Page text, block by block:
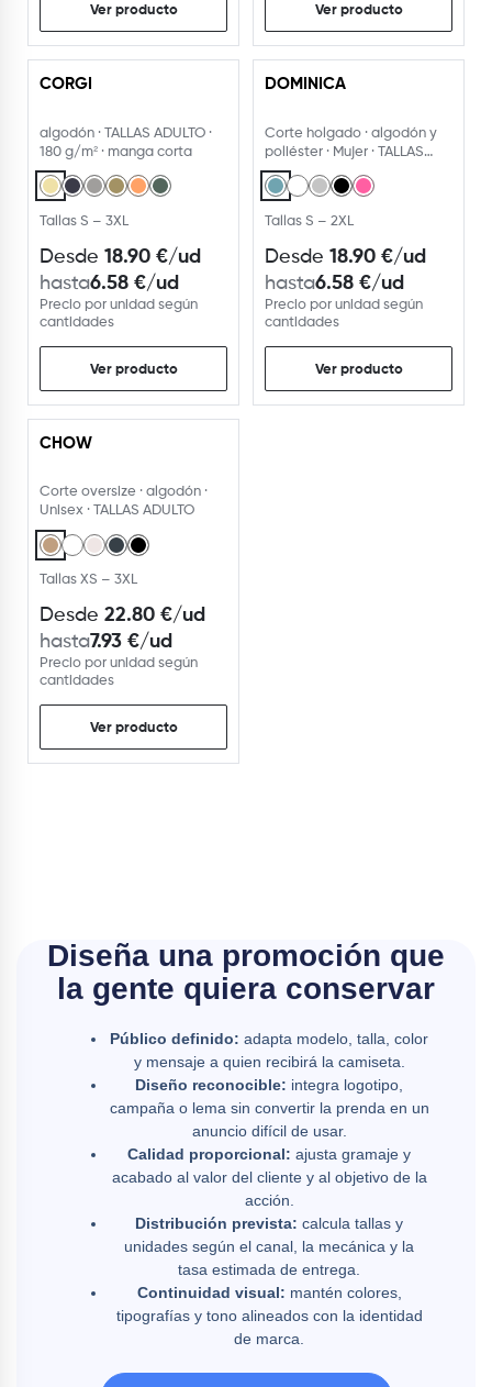
Ver producto Ver producto
CORGI
algodón · TALLAS ADULTO ·
180 g/m² · manga corta
Tallas S – 3XL
Desde 18.90 €/ud
hasta6.58 €/ud
Precio por unidad según
cantidades
Ver producto
DOMINICA
Corte holgado · algodón y
poliéster · Mujer · TALLAS
ADULTO · 5 colores
Tallas S – 2XL
Desde 18.90 €/ud
hasta6.58 €/ud
Precio por unidad según
cantidades
Ver producto
CHOW
Corte oversize · algodón ·
Unisex · TALLAS ADULTO
Tallas XS – 3XL
Desde 22.80 €/ud
hasta7.93 €/ud
Precio por unidad según
cantidades
Ver producto
Diseña una promoción que
la gente quiera conservar
Público definido: adapta modelo, talla, color
y mensaje a quien recibirá la camiseta.
Diseño reconocible: integra logotipo,
campaña o lema sin convertir la prenda en un
anuncio difícil de usar.
Calidad proporcional: ajusta gramaje y
acabado al valor del cliente y al objetivo de la
acción.
Distribución prevista: calcula tallas y
unidades según el canal, la mecánica y la
tasa estimada de entrega.
Continuidad visual: mantén colores,
tipografías y tono alineados con la identidad
de marca.